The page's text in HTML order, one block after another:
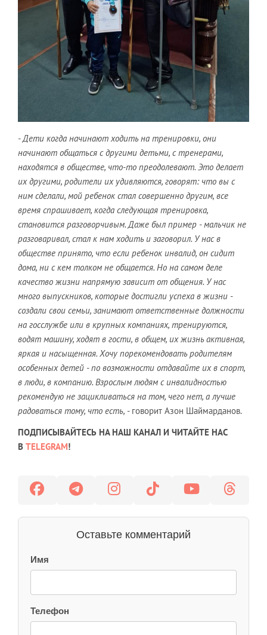
- Дети когда начинают ходить на тренировки, они
начинают общаться с другими детьми, с тренерами,
находятся в обществе, что-то преодолевают. Это делает
их другими, родители их удивляются, говорят: что вы с
ним сделали, мой ребенок стал совершенно другим, все
время спрашивает, когда следующая тренировка,
становится разговорчивым. Даже был пример - мальчик не
разговаривал, стал к нам ходить и заговорил. У нас в
обществе принято, что если ребенок инвалид, он сидит
дома, ни с кем толком не общается. Но на самом деле
качество жизни напрямую зависит от общения. У нас
много выпускников, которые достигли успеха в жизни -
создали свои семьи, занимают ответственные должности
на госслужбе или в крупных компаниях, тренируются,
водят машину, ходят в гости, в общем, их жизнь активная,
яркая и насыщенная. Хочу порекомендовать родителям
особенных детей - по возможности отдавайте их в спорт,
в люди, в компанию. Взрослым людям с инвалидностью
рекомендую не зацикливаться на том, чего нет, а лучше
радоваться тому, что есть, - говорит Азон Шаймарданов.
ПОДПИСЫВАЙТЕСЬ НА НАШ КАНАЛ И ЧИТАЙТЕ НАС
В TELEGRAM!
Оставьте комментарий
Имя
Телефон